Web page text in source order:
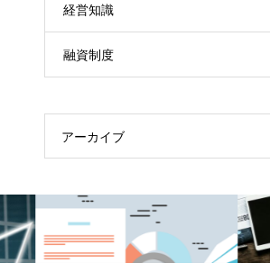
経営知識
融資制度
アーカイブ